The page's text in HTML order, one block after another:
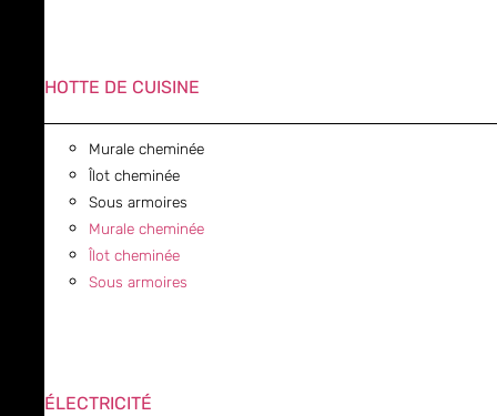
HOTTE DE CUISINE
Murale cheminée
Îlot cheminée
Sous armoires
Murale cheminée
Îlot cheminée
Sous armoires
ÉLECTRICITÉ